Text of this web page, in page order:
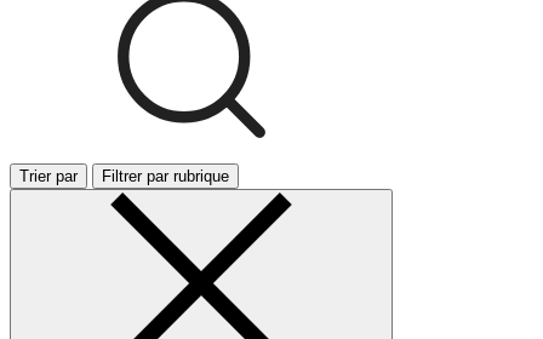
Trier par Filtrer par rubrique